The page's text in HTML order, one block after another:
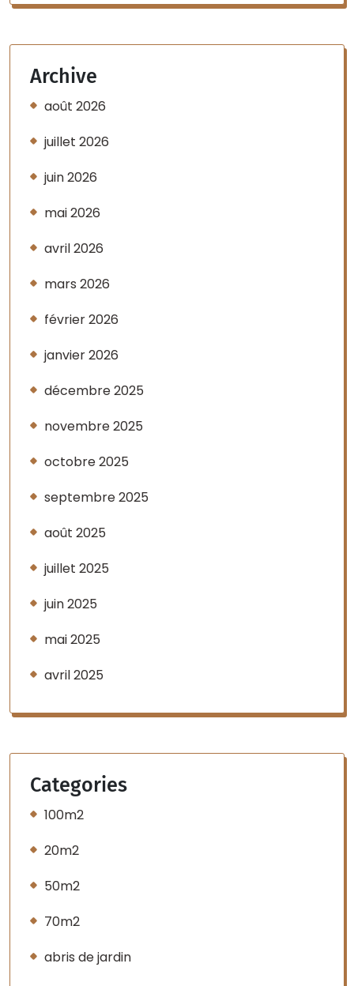
Archive
août 2026
juillet 2026
juin 2026
mai 2026
avril 2026
mars 2026
février 2026
janvier 2026
décembre 2025
novembre 2025
octobre 2025
septembre 2025
août 2025
juillet 2025
juin 2025
mai 2025
avril 2025
Categories
100m2
20m2
50m2
70m2
abris de jardin